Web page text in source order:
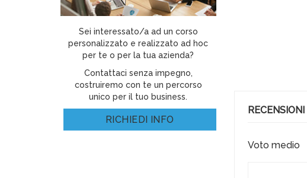
RECENSIONI
Voto medio
Sei interessato/a ad un corso
personalizzato e realizzato ad hoc
per te o per la tua azienda?
Contattaci senza impegno,
costruiremo con te un percorso
unico per il tuo business.
RICHIEDI INFO